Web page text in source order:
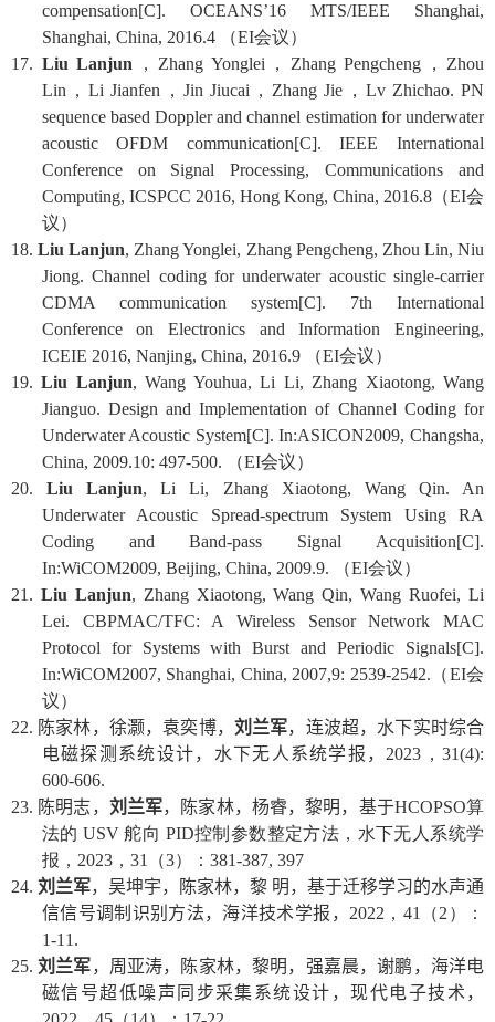
compensation[C]. OCEANS’16 MTS/IEEE Shanghai,
Shanghai, China, 2016.4
（EI会议）
17. Liu Lanjun ， Zhang Yonglei ， Zhang Pengcheng ， Zhou
Lin ，Li Jianfen ， Jin Jiucai ， Zhang Jie ， Lv Zhichao. PN
sequence based Doppler and channel estimation for underwater
acoustic OFDM communication[C]. IEEE International
Conference on Signal Processing, Communications and
Computing, ICSPCC 2016, Hong Kong, China, 2016.8（EI会
议）
18.Liu Lanjun, Zhang Yonglei, Zhang Pengcheng, Zhou Lin, Niu
Jiong. Channel coding for underwater acoustic single-carrier
CDMA communication system[C]. 7th International
Conference on Electronics and Information Engineering,
ICEIE 2016, Nanjing, China, 2016.9
（EI会议）
19.Liu Lanjun, Wang Youhua, Li Li, Zhang Xiaotong, Wang
Jianguo. Design and Implementation of Channel Coding for
Underwater Acoustic System[C]. In:ASICON2009, Changsha,
China, 2009.10: 497-500.
（EI会议）
20.Liu Lanjun, Li Li, Zhang Xiaotong, Wang Qin. An
Underwater Acoustic Spread-spectrum System Using RA
Coding and Band-pass Signal Acquisition[C].
In:WiCOM2009, Beijing, China, 2009.9.
（EI会议）
21. Liu Lanjun, Zhang Xiaotong, Wang Qin, Wang Ruofei, Li
Lei. CBPMAC/TFC: A Wireless Sensor Network MAC
Protocol for Systems with Burst and Periodic Signals[C].
In:WiCOM2007, Shanghai, China, 2007,9: 2539-2542. （EI会
议）
22. 陈家林，徐灏，袁奕博， 刘兰军，连波超，水下实时综合
电磁探测系统设计，水下无人系统学报， 2023 ，31(4):
600-606.
23. 陈明志， 刘兰军，陈家林，杨睿，黎明，基于HCOPSO算
法的USV舵向 PID控制参数整定方法，水下无人系统学
报， 2023， 31 （3）： 381-387, 397
24. 刘兰军，吴坤宇，陈家林，黎 明，基于迁移学习的水声通
信信号调制识别方法，海洋技术学报， 2022 ， 41 （2 ）：
1-11.
25.刘兰军，周亚涛，陈家林，黎明，强嘉晨，谢鹏，海洋电
磁信号超低噪声同步采集系统设计，现代电子技术，